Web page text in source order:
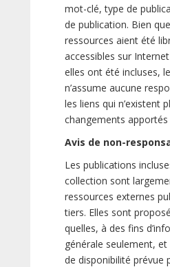
mot-clé, type de
de publication. Bien
ressources aient été
accessibles sur
elles ont été incluses,
n’assume aucune
les liens qui n’existent
changements apportés
Avis de non-
Les publications
collection sont
ressources externes
tiers. Elles sont
quelles, à des fins
générale seulement,
de disponibilité prévue